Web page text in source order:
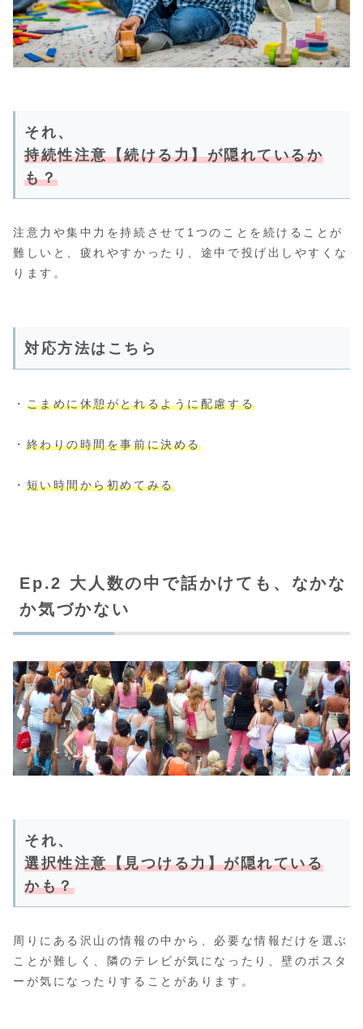
それ、
持続性注意【続ける力】が隠れているか
も？
注意力や集中力を持続させて1つのことを続けることが
難しいと、疲れやすかったり、途中で投げ出しやすくな
ります。
対応方法はこちら
・ こまめに休憩がとれるように配慮する
・ 終わりの時間を事前に決める
・ 短い時間から初めてみる
Ep.2 大人数の中で話かけても、なかな
か気づかない
それ、
選択性注意【見つける力】が隠れている
かも？
周りにある沢山の情報の中から、必要な情報だけを選ぶ
ことが難しく、隣のテレビが気になったり、壁のポスタ
ーが気になったりすることがあります。